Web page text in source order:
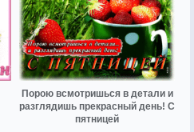
Порою всмотришься в детали и
разглядишь прекрасный день! С
пятницей